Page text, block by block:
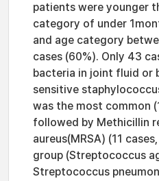
patients were younger
category of under
and age category
cases (60%). Only 43
bacteria in joint fluid or
sensitive
was the most common
followed by Methicillin
aureus(MRSA) (11
group (Streptococcus
Streptococcus